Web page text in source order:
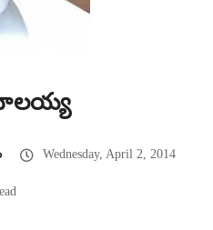
బాలయ్య
Wednesday, April 2, 2014